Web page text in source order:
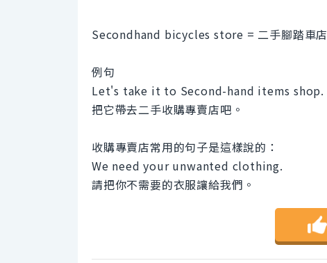
Secondhand bicycles store = 二手腳踏車店
例句
Let's take it to Second-hand items shop.
把它帶去二手收購專賣店吧。
收購專賣店常用的句子是這樣說的：
We need your unwanted clothing.
請把你不需要的衣服讓給我們。